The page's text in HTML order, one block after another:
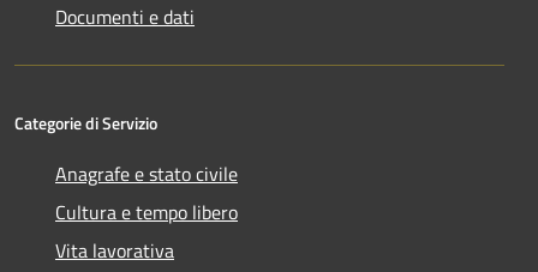
Documenti e dati
Categorie di Servizio
Anagrafe e stato civile
Cultura e tempo libero
Vita lavorativa